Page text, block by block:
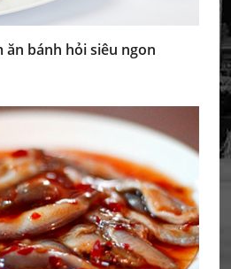
ăn bánh hỏi siêu ngon